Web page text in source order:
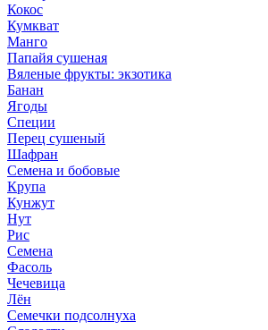
Кокос
Кумкват
Манго
Папайя сушеная
Вяленые фрукты: экзотика
Банан
Ягоды
Специи
Перец сушеный
Шафран
Семена и бобовые
Крупа
Кунжут
Нут
Рис
Семена
Фасоль
Чечевица
Лён
Семечки подсолнуха